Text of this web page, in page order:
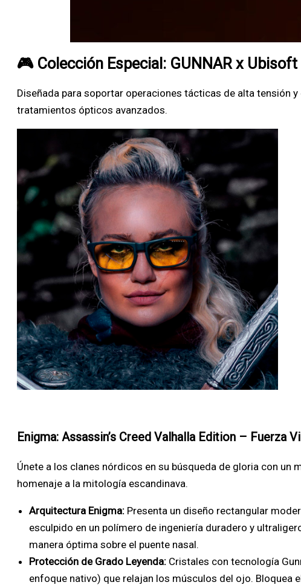
🎮 Colección Especial: GUNNAR x Ubisoft
Diseñada para soportar operaciones tácticas de alta tensión
tratamientos ópticos avanzados.
Enigma: Assassin’s Creed Valhalla Edition – Fuerza
Únete a los clanes nórdicos en su búsqueda de gloria con un
homenaje a la mitología escandinava.
Arquitectura Enigma: Presenta un diseño rectangular
esculpido en un polímero de ingeniería duradero y
manera óptima sobre el puente nasal.
Protección de Grado Leyenda: Cristales con tecnología
enfoque nativo) que relajan los músculos del ojo. Bloquea